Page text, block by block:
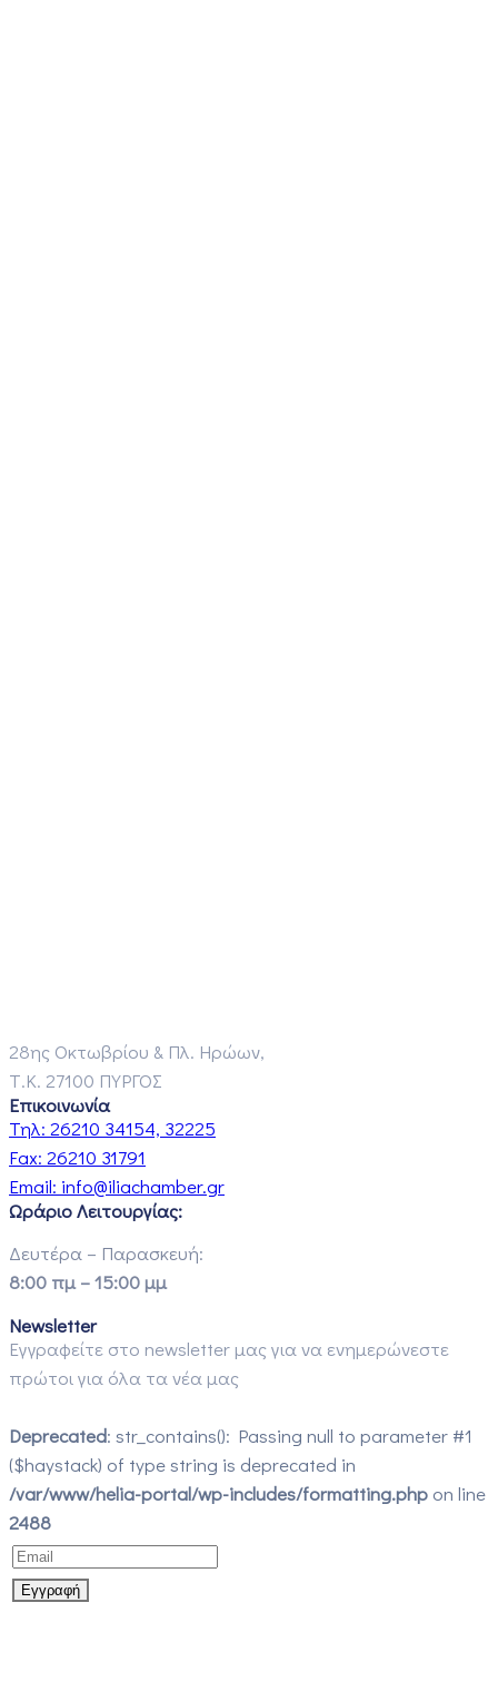
28ης Οκτωβρίου & Πλ. Ηρώων,
Τ.Κ. 27100 ΠΥΡΓΟΣ
Επικοινωνία
Τηλ: 26210 34154, 32225
Fax: 26210 31791
Email: info@iliachamber.gr
Ωράριο Λειτουργίας:
Δευτέρα – Παρασκευή:
8:00 πμ – 15:00 μμ
Newsletter
Εγγραφείτε στο newsletter μας για να ενημερώνεστε
πρώτοι για όλα τα νέα μας
Deprecated: str_contains(): Passing null to parameter #1
($haystack) of type string is deprecated in
/var/www/helia-portal/wp-includes/formatting.php on line
2488